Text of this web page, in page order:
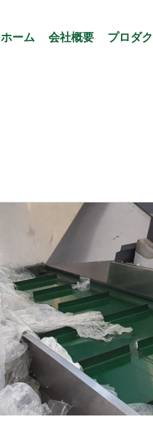
ホーム 会社概要 プロダ